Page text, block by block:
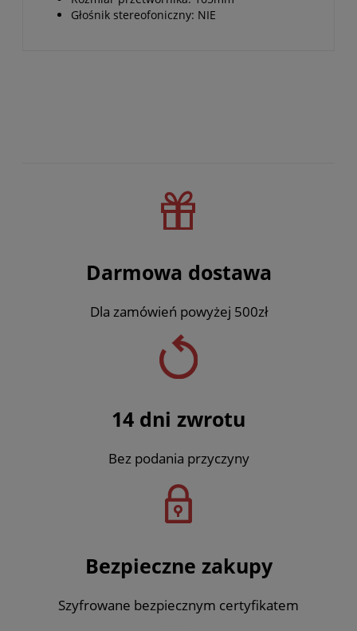
Głośnik stereofoniczny: NIE
Darmowa dostawa
Dla zamówień powyżej 500zł
14 dni zwrotu
Bez podania przyczyny
Bezpieczne zakupy
Szyfrowane bezpiecznym certyfikatem